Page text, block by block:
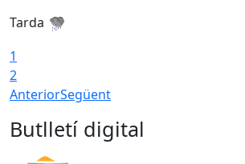
Tarda
1
2
AnteriorSegüent
Butlletí digital